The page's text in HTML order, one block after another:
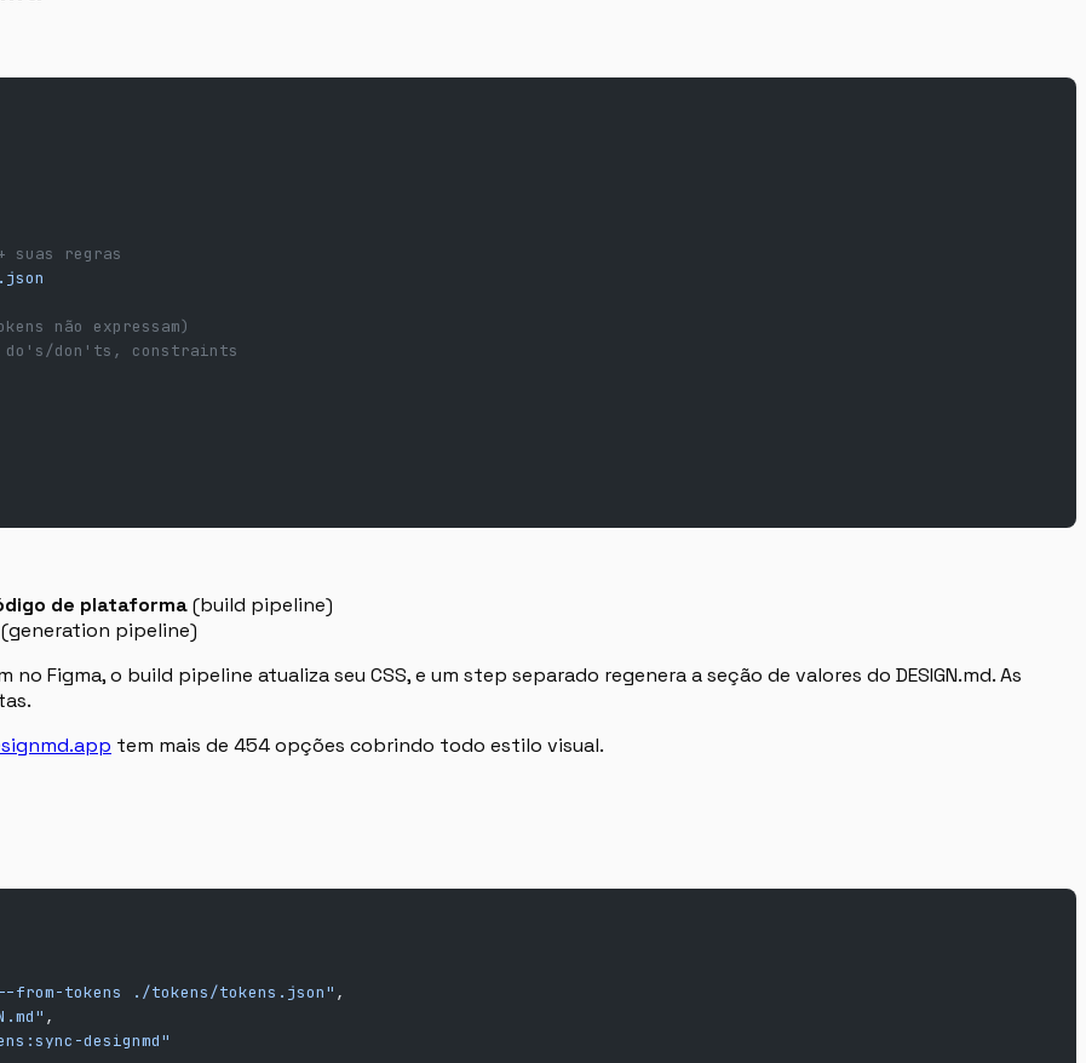
suas regras
não expressam)
do's/don'ts, constraints
de plataforma(build pipeline)
(generation pipeline)
Figma, o build pipeline atualiza seu CSS, e um step separado regenera a seção de valores do DESIGN.md. As
tem mais de 454 opções cobrindo todo estilo visual.
from-tokens ./tokens/tokens.json" ,
,
designmd"